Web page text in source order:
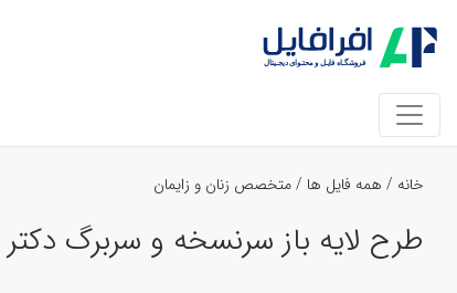
خانه / همه فایل ها /متخصص زنان و زایمان
طرح لایه باز سرنسخه و سربرگ